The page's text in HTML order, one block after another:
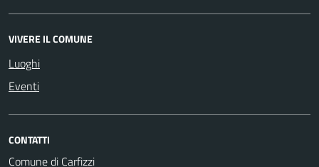
VIVERE IL COMUNE
Luoghi
Eventi
CONTATTI
Comune di Carfizzi